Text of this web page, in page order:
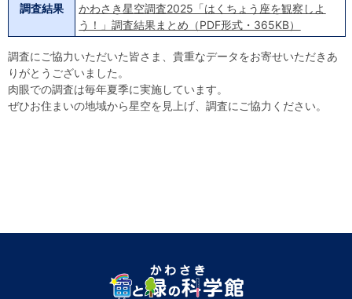
調査結果
かわさき星空調査2025「はくちょう座を観察しよ
う！」調査結果まとめ（PDF形式・365KB）
調査にご協力いただいた皆さま、貴重なデータをお寄せいただきあ
りがとうございました。
肉眼での調査は毎年夏季に実施しています。
ぜひお住まいの地域から星空を見上げ、調査にご協力ください。